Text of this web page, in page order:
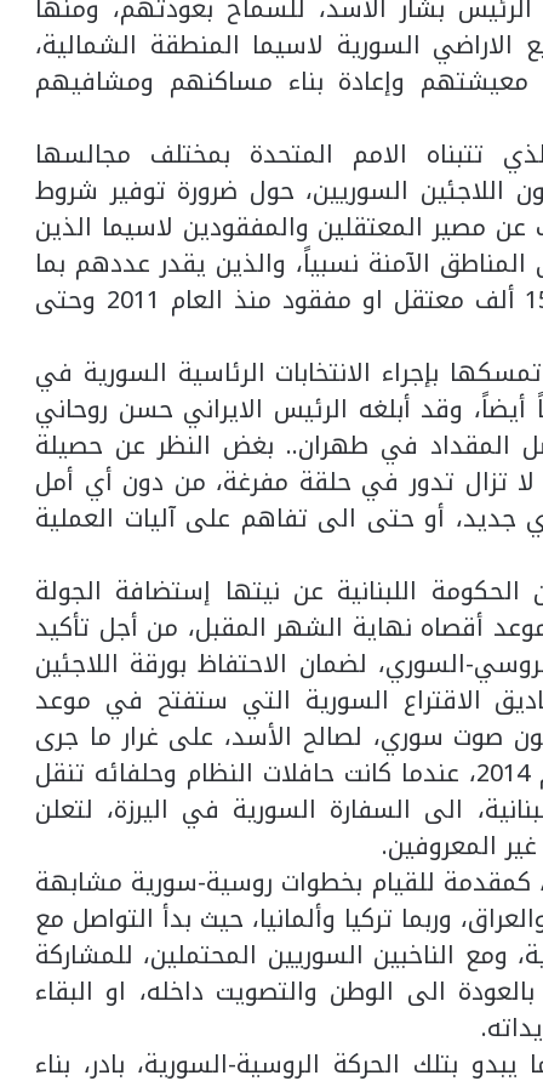
السورية لاسيما المنطقة الشمالية،
معيشتهم وإعادة بناء مساكنهم ومشافيهم
الامم المتحدة بمختلف مجالسها
اللاجئين السوريين، حول ضرورة توفير شروط
عن مصير المعتقلين والمفقودين لاسيما الذين
الآمنة نسبياً، والذين يقدر عددهم بما
يزيد على ثلاثين ألفاً، أضيفوا الى نحو 150 ألف معتقل او مفقود منذ العام 2011 وحتى
بإجراء الانتخابات الرئاسية السورية في
وقد أبلغه الرئيس الايراني حسن روحاني
المقداد في طهران.. بغض النظر عن حصيلة
لا تزال تدور في حلقة مفرغة، من دون أي أمل
أو حتى الى تفاهم على آليات العملية
اللبنانية عن نيتها إستضافة الجولة
أقصاه نهاية الشهر المقبل، من أجل تأكيد
السوري، لضمان الاحتفاظ بورقة اللاجئين
الاقتراع السورية التي ستفتح في موعد
صوت سوري، لصالح الأسد، على غرار ما جرى
في العرس الديموقراطي الاخير في العام 2014، عندما كانت حافلات النظام وحلفائه تنقل
الى السفارة السورية في اليرزة، لتعلن
المعروفين.
كمقدمة للقيام بخطوات روسية-سورية مشابهة
وربما تركيا وألمانيا، حيث بدأ التواصل مع
ومع الناخبين السوريين المحتملين، للمشاركة
الى الوطن والتصويت داخله، او البقاء
بتلك الحركة الروسية-السورية، بادر، بناء